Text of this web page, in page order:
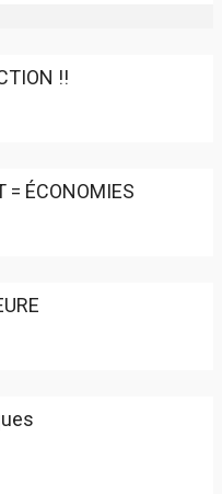
!!
= ÉCONOMIES